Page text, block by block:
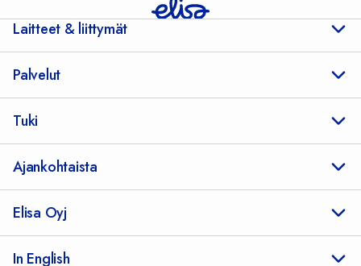
Laitteet & liittymät
Palvelut
Tuki
Ajankohtaista
Elisa Oyj
In English